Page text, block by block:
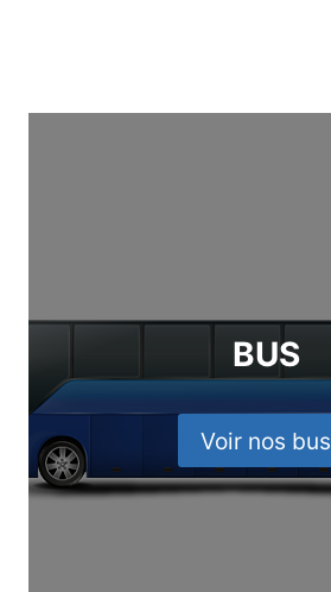
BUS
Voir nos bus